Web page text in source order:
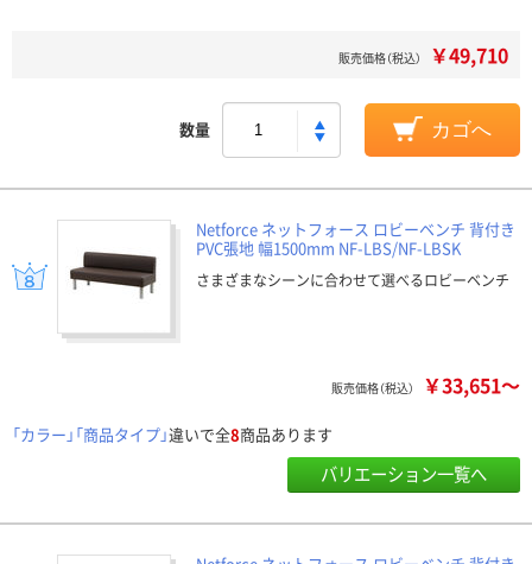
販売価格（税込） ￥49,710
数量 カゴへ
Netforce ネットフォース ロビーベンチ 背付き
PVC張地 幅1500mm NF-LBS/NF-LBSK
さまざまなシーンに合わせて選べるロビーベンチ
販売価格（税込） ￥33,651～
「カラー」「商品タイプ」違いで全8商品あります
バリエーション一覧へ